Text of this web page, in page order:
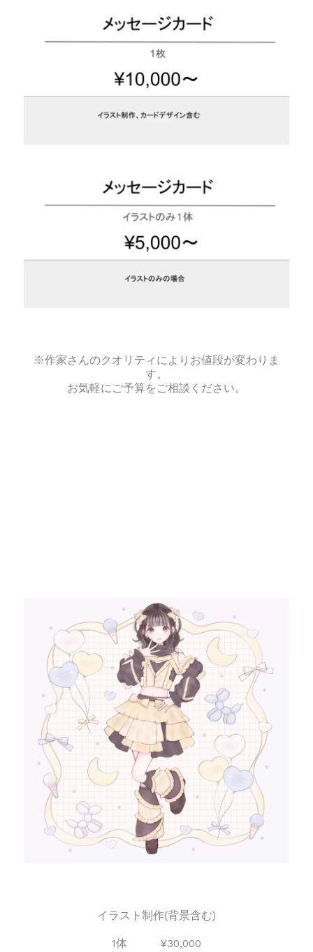
※作家さんのクオリティによりお値段が変わりま
す。
お気軽にご予算をご相談ください。
イラスト制作(背景含む)
1体 ¥30,000